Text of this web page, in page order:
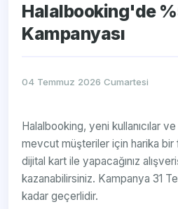
Halalbooking'de
Kampanyası
04 Temmuz 2026 Cumartesi
Halalbooking, yeni kullanıcılar
mevcut müşteriler için harika bir
dijital kart ile yapacağınız
kazanabilirsiniz. Kampanya 31
kadar geçerlidir.